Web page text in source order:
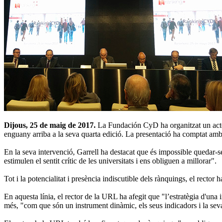
Dijous, 25 de maig de 2017. La Fundación CyD ha organitzat un
enguany arriba a la seva quarta edició. La presentació ha comptat
En la seva intervenció, Garrell ha destacat que és impossible
estimulen el sentit crític de les universitats i ens obliguen a millorar".
Tot i la potencialitat i presència indiscutible dels rànquings, el rector
En aquesta línia, el rector de la URL ha afegit que "l’estratègia
més, "com que són un instrument dinàmic, els seus indicadors i la